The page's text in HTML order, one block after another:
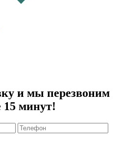
и мы перезвоним
15 минут!